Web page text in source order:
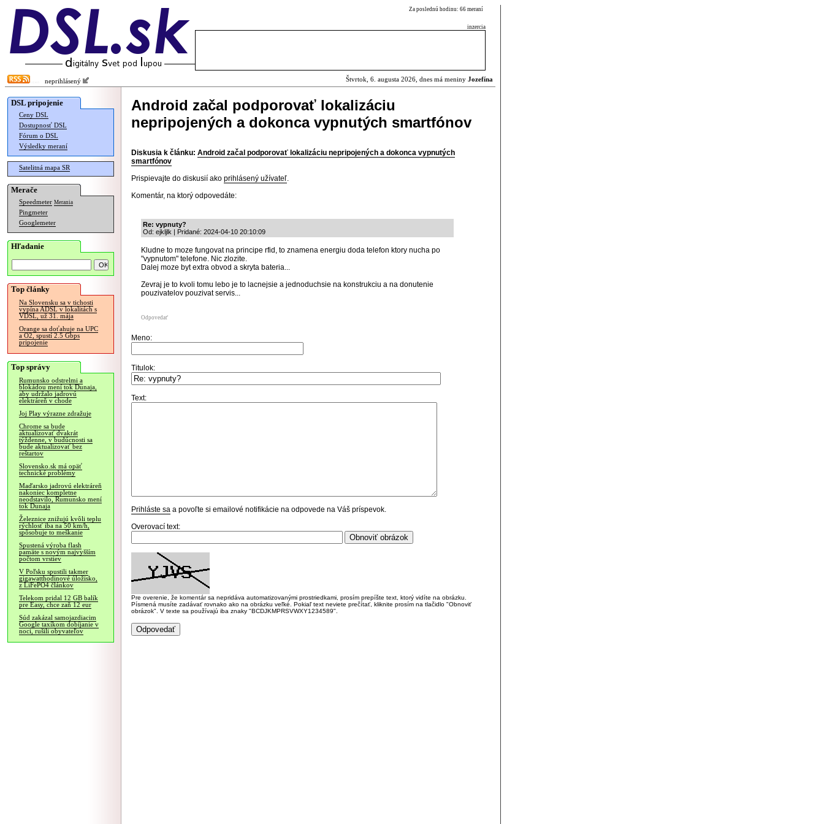
Za poslednú hodinu: 66 meraní
inzercia
neprihlásený Štvrtok, 6. augusta 2026, dnes má meniny Jozefína
DSL pripojenie
Ceny DSL
Dostupnosť DSL
Fórum o DSL
Výsledky meraní
Satelitná mapa SR
Merače
Speedmeter Merania
Pingmeter
Googlemeter
Hľadanie
Top články
Na Slovensku sa v tichosti
vypína ADSL v lokalitách s
VDSL, už 31. mája
Orange sa doťahuje na UPC
a O2, spustí 2.5 Gbps
pripojenie
Top správy
Rumunsko odstrelmi a
blokádou mení tok Dunaja,
aby udržalo jadrovú
elektráreň v chode
Joj Play výrazne zdražuje
Chrome sa bude
aktualizovať dvakrát
týždenne, v budúcnosti sa
bude aktualizovať bez
reštartov
Slovensko.sk má opäť
technické problémy
Maďarsko jadrovú elektráreň
nakoniec kompletne
neodstavilo, Rumunsko mení
tok Dunaja
Železnice znižujú kvôli teplu
rýchlosť iba na 50 km/h,
spôsobuje to meškanie
Spustená výroba flash
pamäte s novým najvyšším
počtom vrstiev
V Poľsku spustili takmer
gigawatthodinové úložisko,
z LiFePO4 článkov
Telekom pridal 12 GB balík
pre Easy, chce zaň 12 eur
Súd zakázal samojazdiacim
Google taxíkom dobíjanie v
noci, rušili obyvateľov
Android začal podporovať lokalizáciu
nepripojených a dokonca vypnutých smartfónov
Diskusia k článku: Android začal podporovať lokalizáciu nepripojených a dokonca vypnutých
smartfónov
Prispievajte do diskusií ako prihlásený užívateľ.
Komentár, na ktorý odpovedáte:
Re: vypnuty?
Od: ejkljlk | Pridané: 2024-04-10 20:10:09
Kludne to moze fungovat na principe rfid, to znamena energiu doda telefon ktory nucha po
"vypnutom" telefone. Nic zlozite.
Dalej moze byt extra obvod a skryta bateria...
Zevraj je to kvoli tomu lebo je to lacnejsie a jednoduchsie na konstrukciu a na donutenie
pouzivatelov pouzivat servis...
Odpovedať
Meno:
Titulok:
Text:
Prihláste sa a povoľte si emailové notifikácie na odpovede na Váš príspevok.
Overovací text:
Pre overenie, že komentár sa nepridáva automatizovanými prostriedkami, prosím prepíšte text, ktorý vidíte na obrázku.
Písmená musíte zadávať rovnako ako na obrázku veľké. Pokiaľ text neviete prečítať, kliknite prosím na tlačidlo "Obnoviť
obrázok". V texte sa používajú iba znaky "BCDJKMPRSVWXY1234589".